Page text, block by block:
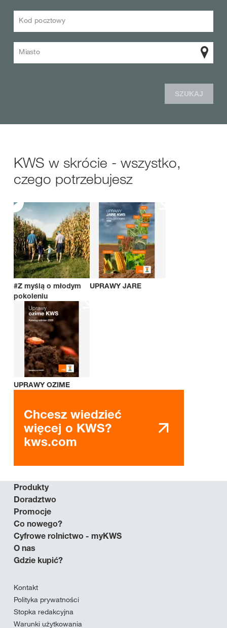
Kod pocztowy
Miasto
SZUKAJ
KWS w skrócie - wszystko,
czego potrzebujesz
#Z myślą o młodym
pokoleniu
UPRAWY JARE
UPRAWY OZIME
Chcesz wiedzieć
więcej o KWS?
kws.com
Produkty
Doradztwo
Promocje
Co nowego?
Cyfrowe rolnictwo - myKWS
O nas
Gdzie kupić?
Kontakt
Polityka prywatności
Stopka redakcyjna
Warunki użytkowania